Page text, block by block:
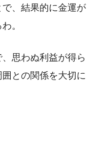
、結果的に金運が
。
思わぬ利益が得ら
との関係を大切に